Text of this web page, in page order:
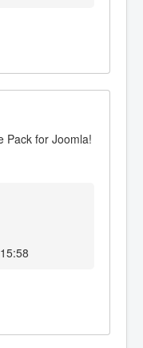
Pack for Joomla!